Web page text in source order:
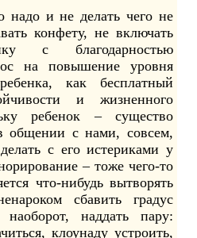
и не делать чего не
конфету, не включать
с благодарностью
на повышение уровня
как бесплатный
и жизненного
ребенок – существо
общении с нами, совсем,
с его истериками у
– тоже чего-то
что-нибудь вытворять
сбавить градус
наддать пару:
клоунаду устроить,